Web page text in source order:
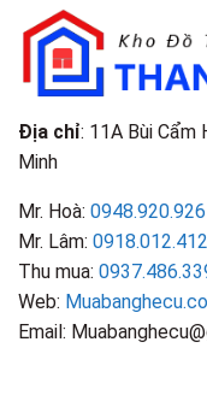
Địa chỉ: 11A Bùi Cẩm
Minh
Mr. Hoà: 0948.920.926
Mr. Lâm: 0918.012.412
Thu mua:
Web:
Email: